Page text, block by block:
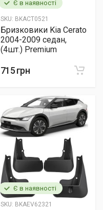
Є в наявності
SKU: BKACT0521
Бризковики Kia Cerato
2004-2009 седан,
(4шт.) Premium
715 грн
Є в наявності
SKU: BKAEV62321